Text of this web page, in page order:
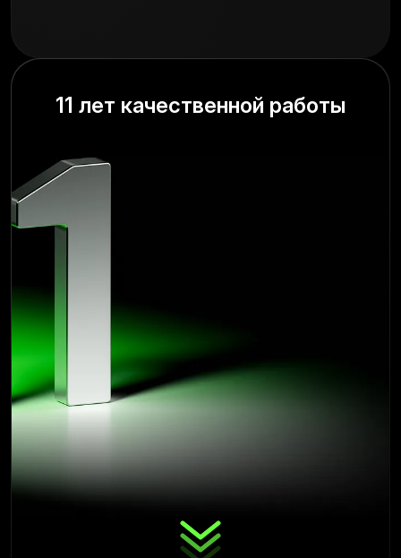
11 лет качественной работы